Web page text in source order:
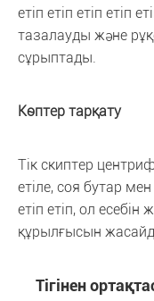
етіп етіп етіп етіп
тазалауды және
сұрыптады.
Көптер тарқату
Тік скиптер
етіле, соя бутар
етіп етіп, ол
құрылғысын
Тігінен